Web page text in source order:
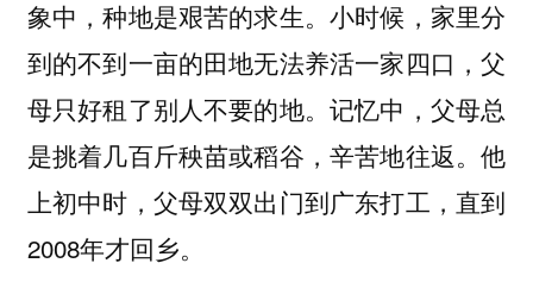
象中，种地是艰苦的求生。小时候，家里分
到的不到一亩的田地无法养活一家四口，父
母只好租了别人不要的地。记忆中，父母总
是挑着几百斤秧苗或稻谷，辛苦地往返。他
上初中时，父母双双出门到广东打工，直到
2008年才回乡。